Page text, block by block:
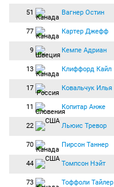
51 Вагнер Остин
77 Картер Джефф
9 Кемпе Адриан
13 Клиффорд Кайл
17 Ковальчук Илья
11 Копитар Анже
22 Льюис Тревор
70 Пирсон Таннер
44 Томпсон Нэйт
73 Тоффоли Тайлер